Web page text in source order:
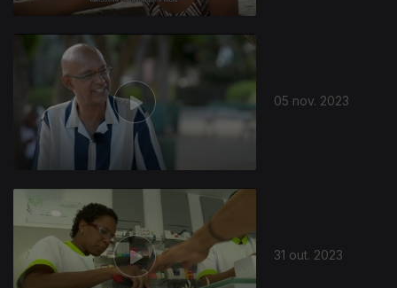
05 nov. 2023
31 out. 2023